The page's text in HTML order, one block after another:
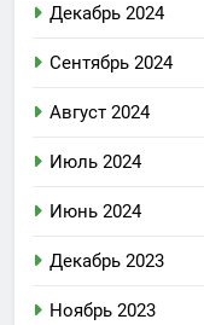
Декабрь 2024
Сентябрь 2024
Август 2024
Июль 2024
Июнь 2024
Декабрь 2023
Ноябрь 2023